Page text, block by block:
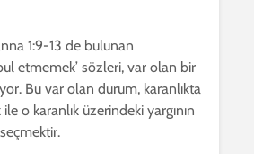
1:9-13 de bulunan
etmemek’ sözleri, var olan bir
Bu var olan durum, karanlıkta
o karanlık üzerindeki yargının